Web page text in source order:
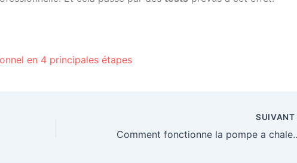
en 4 principales étapes
SUIVANT
Comment